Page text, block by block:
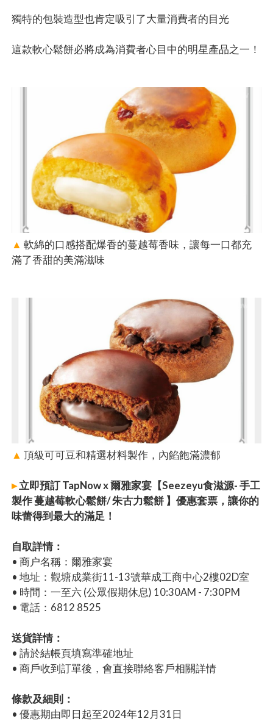
獨特的包裝造型也肯定吸引了大量消費者的目光
這款軟心鬆餅必將成為消費者心目中的明星產品之一！
▲軟綿的口感搭配爆香的蔓越莓香味，讓每一口都充
滿了香甜的美滿滋味
▲ 頂級可可豆和精選材料製作，內餡飽滿濃郁
▸立即預訂 TapNow x 爾雅家宴【Seezeyu食滋源- 手工
製作 蔓越莓軟心鬆餅/ 朱古力鬆餅 】優惠套票，讓你的
味蕾得到最大的滿足！
自取詳情：
• 商户名稱：爾雅家宴
• 地址：觀塘成業街11-13號華成工商中心2樓02D室
• 時間：一至六 (公眾假期休息) 10:30AM - 7:30PM
• 電話：6812 8525
送貨詳情：
• 請於結帳頁填寫準確地址
• 商戶收到訂單後，會直接聯絡客戶相關詳情
條款及細則：
• 優惠期由即日起至2024年12月31日